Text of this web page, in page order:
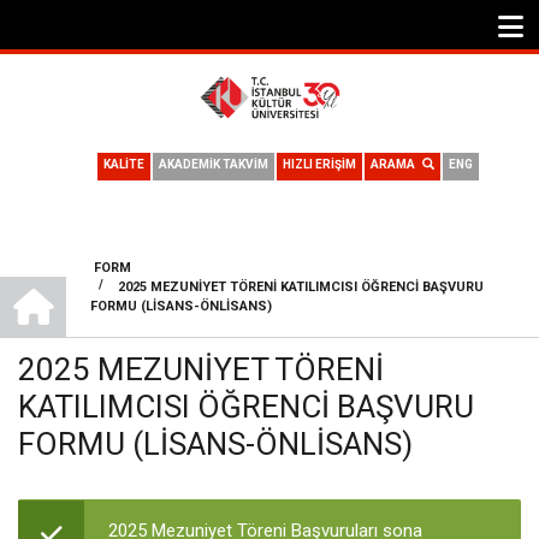
ENG
ARAMA
HIZLI ERİŞİM
AKADEMİK TAKVİM
KALİTE
SAYFA
YOLU
FORM
/
2025 MEZUNIYET TÖRENI KATILIMCISI ÖĞRENCI BAŞVURU
FORMU (LISANS-ÖNLISANS)
2025 MEZUNIYET TÖRENI
KATILIMCISI ÖĞRENCI BAŞVURU
FORMU (LISANS-ÖNLISANS)
2025 Mezuniyet Töreni Başvuruları sona